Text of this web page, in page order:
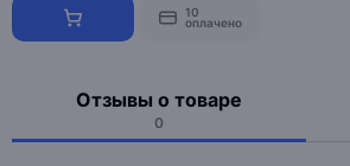
10
оплачено
Отзывы о товаре
0